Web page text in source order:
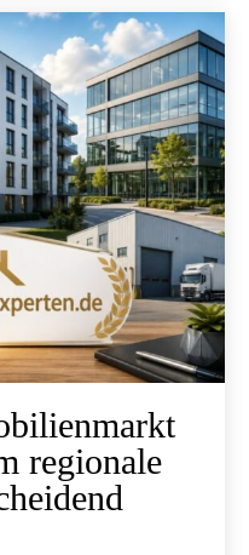
regionale